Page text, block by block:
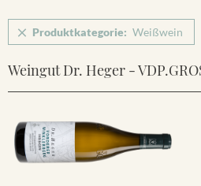
Produktkategorie: Weißwein
Weingut Dr. Heger -